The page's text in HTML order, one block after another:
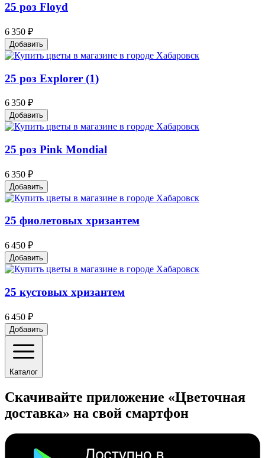
25 роз Floyd
6 350 ₽
Добавить
25 роз Explorer (1)
6 350 ₽
Добавить
25 роз Pink Mondial
6 350 ₽
Добавить
25 фиолетовых хризантем
6 450 ₽
Добавить
25 кустовых хризантем
6 450 ₽
Добавить
Каталог
Скачивайте приложение «Цветочная
доставка» на свой смартфон